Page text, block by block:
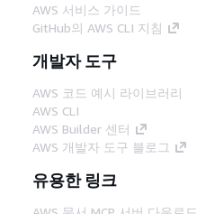
AWS 서비스 가이드
GitHub의 AWS CLI 지침
개발자 도구
AWS 코드 예시 라이브러리
AWS CLI
AWS Builder 센터
AWS 개발자 도구 블로그
유용한 링크